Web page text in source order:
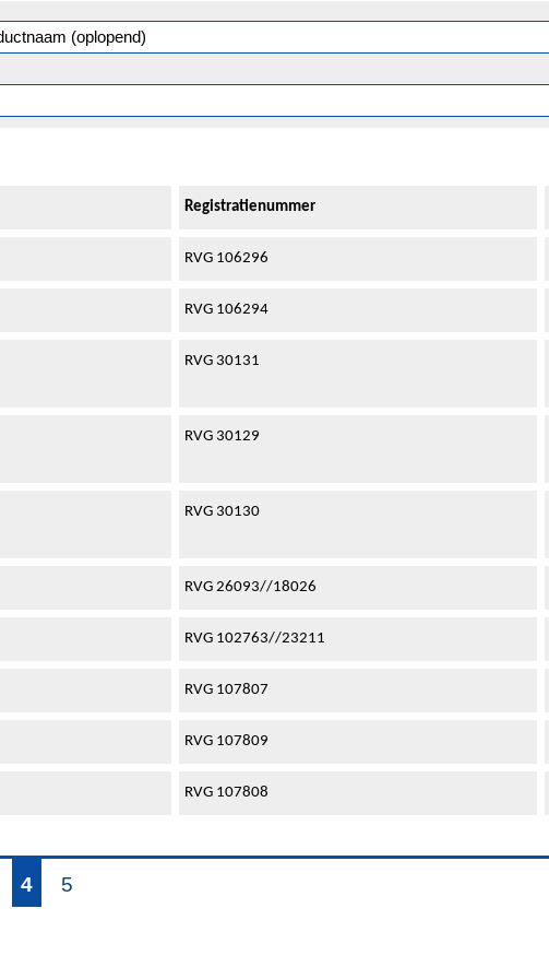
Registratienummer
RVG 106296
RVG 106294
RVG 30131
RVG 30129
RVG 30130
RVG 26093//18026
RVG 102763//23211
RVG 107807
RVG 107809
RVG 107808
4 5